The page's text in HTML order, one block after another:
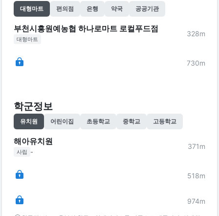
대형마트 편의점 은행 약국 공공기관
부천시흥원예농협 하나로마트 로컬푸드점
대형마트
328m
730m
학군정보
유치원 어린이집 초등학교 중학교 고등학교
해아유치원
사립 -
371m
518m
974m